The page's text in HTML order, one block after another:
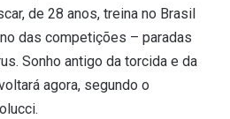
de 28 anos, treina no Brasil
das competições – paradas
Sonho antigo da torcida e da
agora, segundo o